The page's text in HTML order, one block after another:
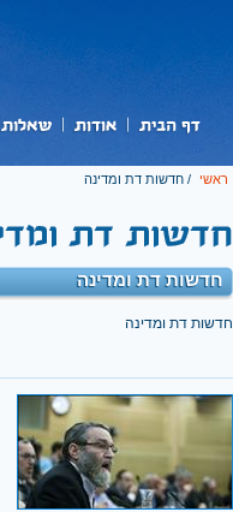
ראשי / חדשות דת ומדינה
חדשות דת ומדינה
חדשות דת ומדינה